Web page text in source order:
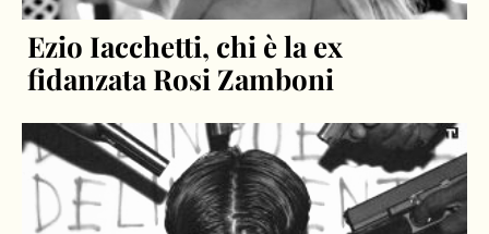
Ezio Iacchetti, chi è la ex
fidanzata Rosi Zamboni